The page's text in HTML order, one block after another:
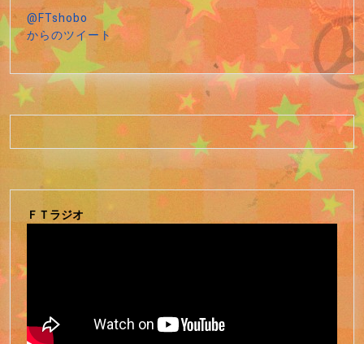
@FTshobo
からのツイート
ＦＴラジオ